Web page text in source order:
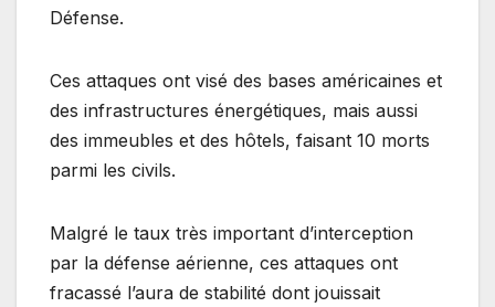
Défense.
Ces attaques ont visé des bases américaines et
des infrastructures énergétiques, mais aussi
des immeubles et des hôtels, faisant 10 morts
parmi les civils.
Malgré le taux très important d’interception
par la défense aérienne, ces attaques ont
fracassé l’aura de stabilité dont jouissait